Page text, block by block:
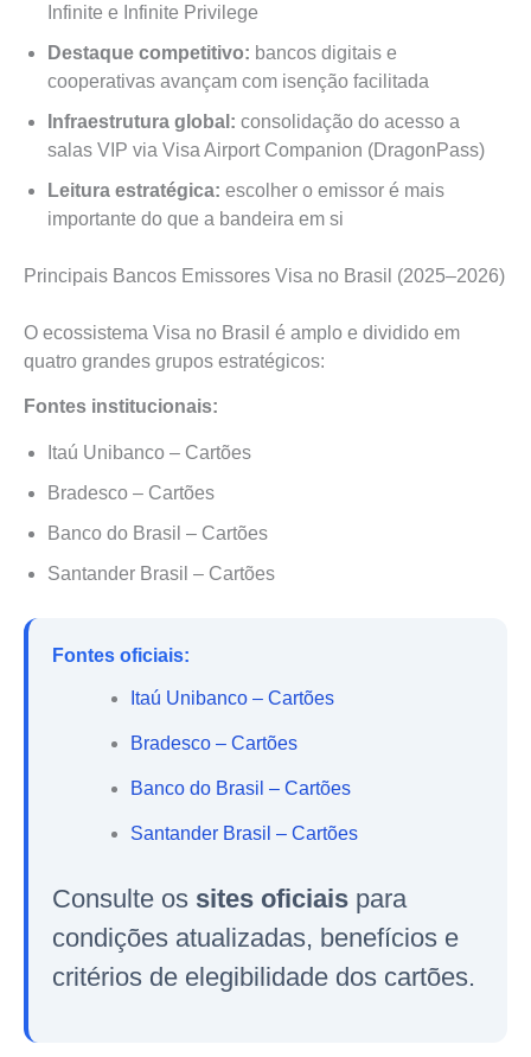
Infinite e Infinite Privilege
Destaque competitivo: bancos digitais e
cooperativas avançam com isenção facilitada
Infraestrutura global: consolidação do acesso a
salas VIP via Visa Airport Companion (DragonPass)
Leitura estratégica: escolher o emissor é mais
importante do que a bandeira em si
Principais Bancos Emissores Visa no Brasil (2025–2026)
O ecossistema Visa no Brasil é amplo e dividido em
quatro grandes grupos estratégicos:
Fontes institucionais:
Itaú Unibanco – Cartões
Bradesco – Cartões
Banco do Brasil – Cartões
Santander Brasil – Cartões
Fontes oficiais:
Itaú Unibanco – Cartões
Bradesco – Cartões
Banco do Brasil – Cartões
Santander Brasil – Cartões
Consulte os sites oficiais para
condições atualizadas, benefícios e
critérios de elegibilidade dos cartões.